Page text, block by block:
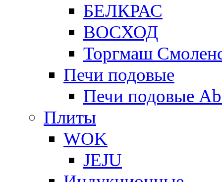
БЕЛКРАС
ВОСХОД
Торгмаш
Печи подовые
Печи подовые
Плиты
WOK
JEJU